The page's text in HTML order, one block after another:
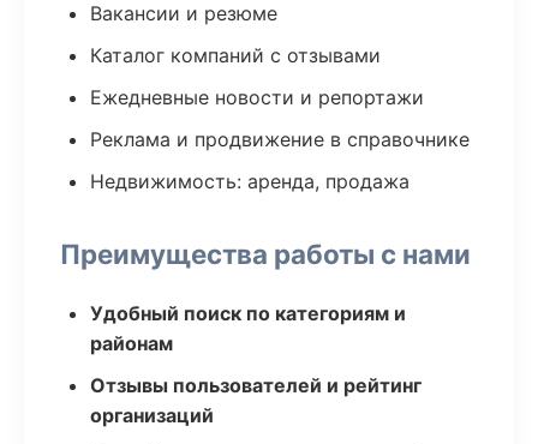
Вакансии и резюме
Каталог компаний с отзывами
Ежедневные новости и репортажи
Реклама и продвижение в справочнике
Недвижимость: аренда, продажа
Преимущества работы с нами
Удобный поиск по категориям и
районам
Отзывы пользователей и рейтинг
организаций